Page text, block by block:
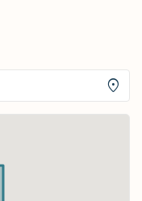
location_on